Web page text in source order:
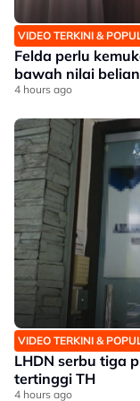
VIDEO TERKINI &
Felda perlu
bawah nilai
4 hours ago
VIDEO TERKINI &
LHDN serbu tiga
tertinggi TH
4 hours ago